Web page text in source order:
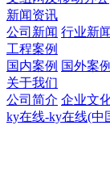
新闻资讯
公司新闻 行业新闻
工程案例
国内案例 国外案例
关于我们
公司简介 企业文
ky在线-ky在线(中